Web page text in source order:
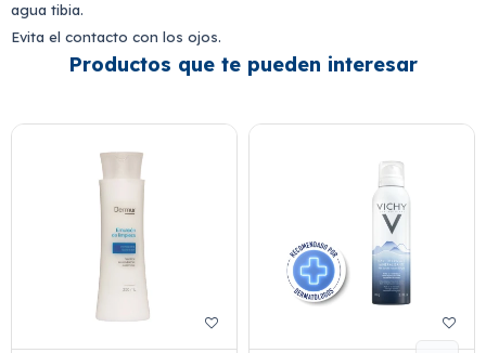
agua tibia.
Evita el contacto con los ojos.
Productos que te pueden interesar